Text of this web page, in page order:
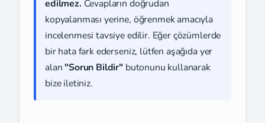
edilmez. Cevapların doğrudan
kopyalanması yerine, öğrenmek amacıyla
incelenmesi tavsiye edilir. Eğer çözümlerde
bir hata fark ederseniz, lütfen aşağıda yer
alan "Sorun Bildir" butonunu kullanarak
bize iletiniz.